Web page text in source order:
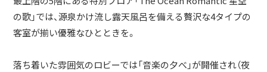
の歌」では、源泉かけ流し露天風呂を備える贅沢な4タイプの
客室が揃い優雅なひとときを。
落ち着いた雰囲気のロビーでは「音楽の夕べ」が開催され（夜